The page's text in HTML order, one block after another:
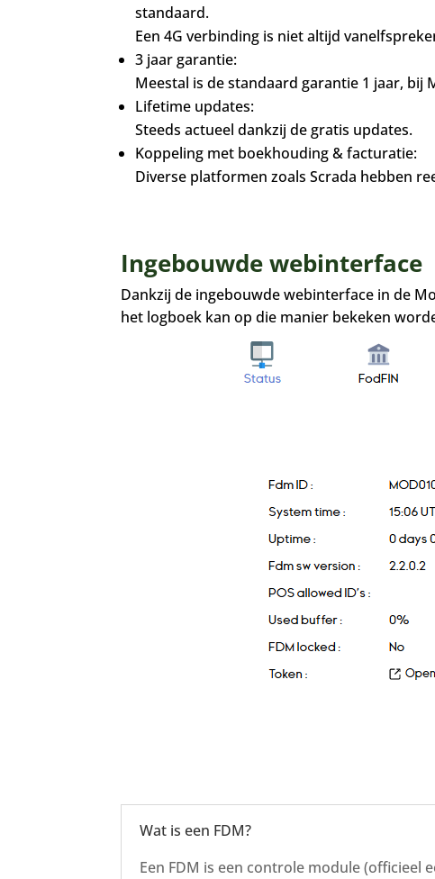
standaard.
Een 4G verbinding is niet altijd
3 jaar garantie:
Meestal is de standaard garantie 1 jaar, bij
Lifetime updates:
Steeds actueel dankzij de gratis updates.
Koppeling met boekhouding & facturatie:
Diverse platformen zoals Scrada hebben
Ingebouwde webinterface
Dankzij de ingebouwde webinterface in de
het logboek kan op die manier bekeken
Wat is een FDM?
Een FDM is een controle module (officieel